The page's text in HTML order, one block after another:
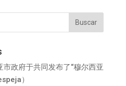
市政府于共同发布了“穆尔西亚
）